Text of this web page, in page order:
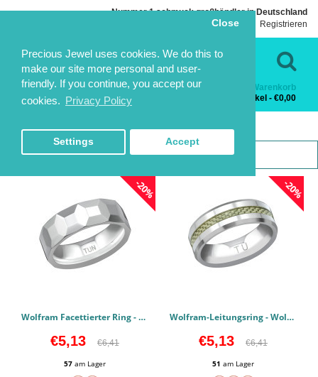
Precious Jewel uses cookies. We do this to
make our site more personal and user-
friendly. If you continue, you accept our
cookies. Privacy Policy
Close
Settings Accept
Nummer 1 schmuck großhändler in Deutschland
Einloggen
Registrieren
Kategorien
Warenkorb
0 Artikel - €0,00
HOME STAHL UND TITAN TITAN-RINGE
TITAN-RINGE
-20%
Wolfram Facettierter Ring - Wolfram Titan-Ringe PCJW38567
€5,13 €6,41
57 am Lager
-20%
Wolfram-Leitungsring - Wolfram Titan-Ringe PCJW38566
€5,13 €6,41
51 am Lager